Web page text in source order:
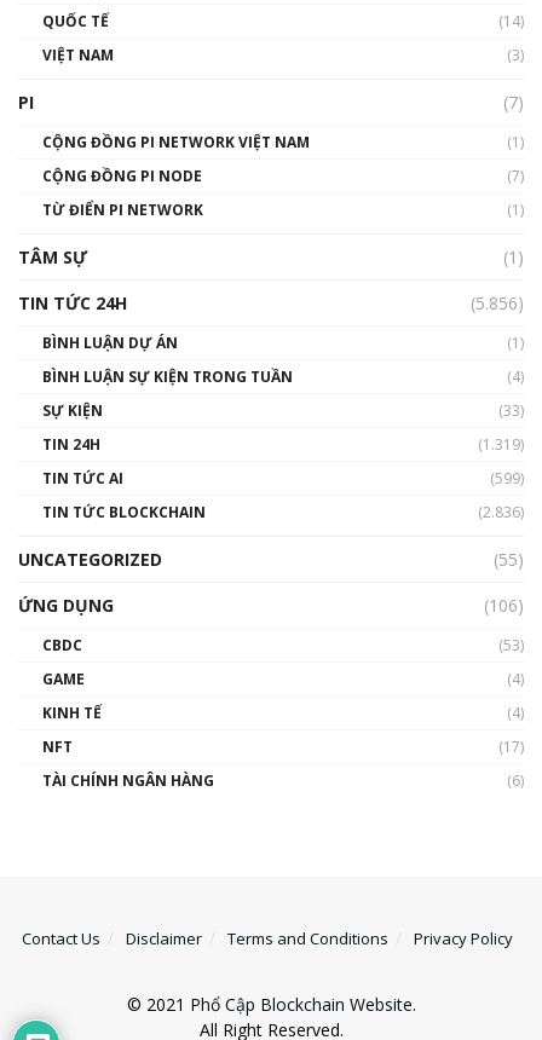
Talkshow 14: MemeCoin – Trò đùa tỷ đô
01:29:26
QUỐC TẾ
(14)
VIỆT NAM
(3)
PI (7)
CỘNG ĐỒNG PI NETWORK VIỆT NAM
(1)
CỘNG ĐỒNG PI NODE
(7)
TỪ ĐIỂN PI NETWORK
(1)
TÂM SỰ
(1)
TIN TỨC 24H
(5.856)
BÌNH LUẬN DỰ ÁN
(1)
BÌNH LUẬN SỰ KIỆN TRONG TUẦN
(4)
SỰ KIỆN
(33)
TIN 24H
(1.319)
TIN TỨC AI
(599)
TIN TỨC BLOCKCHAIN
(2.836)
UNCATEGORIZED
(55)
ỨNG DỤNG
(106)
CBDC
(53)
GAME
(4)
KINH TẾ
(4)
NFT
(17)
TÀI CHÍNH NGÂN HÀNG
(6)
Contact Us Disclaimer Terms and Conditions Privacy Policy
© 2021 Phổ Cập Blockchain Website.
All Right Reserved.